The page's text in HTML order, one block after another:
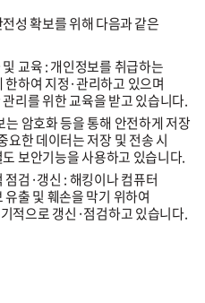
성 확보를 위해 다음과 같은
교육 : 개인정보를 취급하는
하여 지정·관리하고 있으며
리를 위한 교육을 받고 있습니다.
암호화 등을 통해 안전하게 저장
요한 데이터는 저장 및 전송 시
보안기능을 사용하고 있습니다.
검·갱신 : 해킹이나 컴퓨터
출 및 훼손을 막기 위하여
적으로 갱신·점검하고 있습니다.